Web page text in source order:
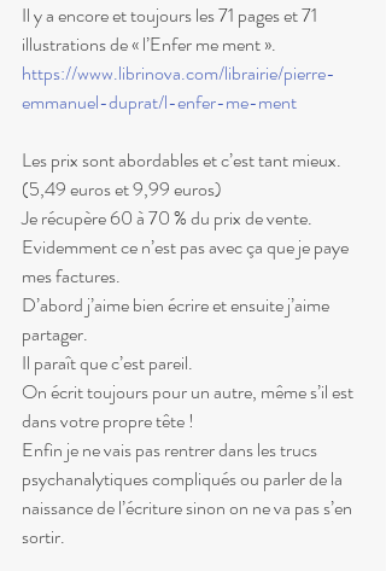
Il y a encore et toujours les 71 pages et 71
illustrations de « l’Enfer me ment ».
https://www.librinova.com/librairie/pierre-
emmanuel-duprat/l-enfer-me-ment
Les prix sont abordables et c’est tant mieux.
(5,49 euros et 9,99 euros)
Je récupère 60 à 70 % du prix de vente.
Evidemment ce n’est pas avec ça que je paye
mes factures.
D’abord j’aime bien écrire et ensuite j’aime
partager.
Il paraît que c’est pareil.
On écrit toujours pour un autre, même s’il est
dans votre propre tête !
Enfin je ne vais pas rentrer dans les trucs
psychanalytiques compliqués ou parler de la
naissance de l’écriture sinon on ne va pas s’en
sortir.